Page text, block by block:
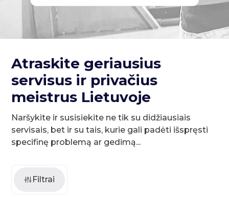
Atraskite geriausius
servisus ir privačius
meistrus Lietuvoje
Naršykite ir susisiekite ne tik su didžiausiais
servisais, bet ir su tais, kurie gali padėti išspręsti
specifinę problemą ar gedimą...
Filtrai